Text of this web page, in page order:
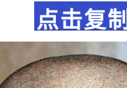
点击复制